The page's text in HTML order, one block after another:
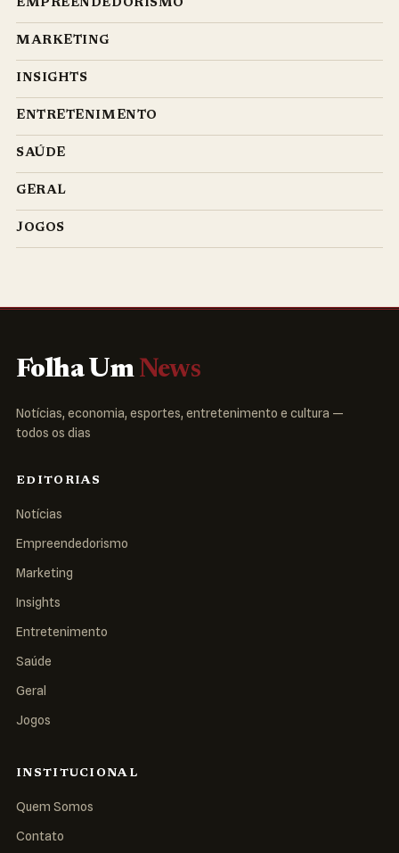
EMPREENDEDORISMO
MARKETING
INSIGHTS
ENTRETENIMENTO
SAÚDE
GERAL
JOGOS
Folha Um News
Notícias, economia, esportes, entretenimento e cultura —
todos os dias
EDITORIAS
Notícias
Empreendedorismo
Marketing
Insights
Entretenimento
Saúde
Geral
Jogos
INSTITUCIONAL
Quem Somos
Contato